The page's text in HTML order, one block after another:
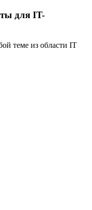
для IT-
теме из области IT